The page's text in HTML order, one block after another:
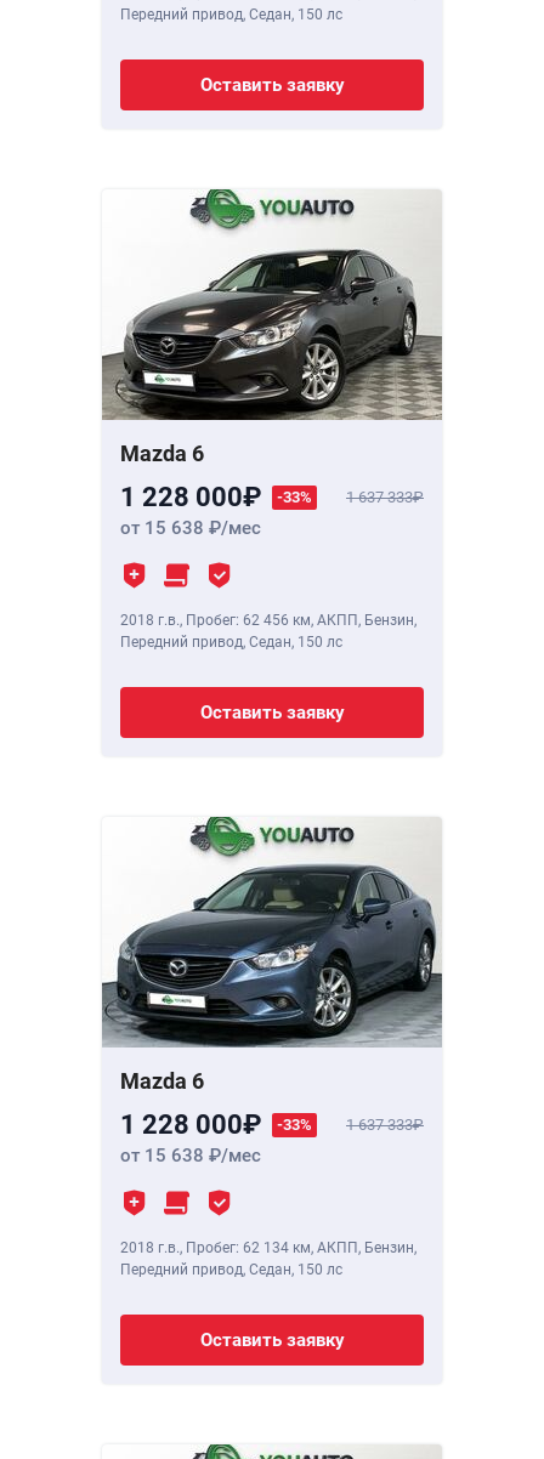
Передний привод, Седан, 150 лс
Оставить заявку
Mazda 6
1 228 000 -33% 1 637 333
от 15 638 /мес
2018 г.в., Пробег: 62 456 км, АКПП, Бензин,
Передний привод, Седан, 150 лс
Оставить заявку
Mazda 6
1 228 000 -33% 1 637 333
от 15 638 /мес
2018 г.в., Пробег: 62 134 км, АКПП, Бензин,
Передний привод, Седан, 150 лс
Оставить заявку